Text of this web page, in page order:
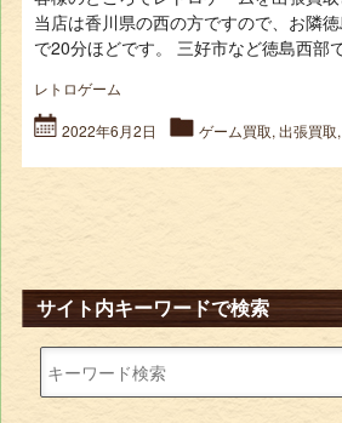
当店は香川県の西の方ですので、お隣
で20分ほどです。 三好市など徳島西
レトロゲーム
2022年6月2日 ゲーム買取,出張買取,
サイト内キーワードで検索